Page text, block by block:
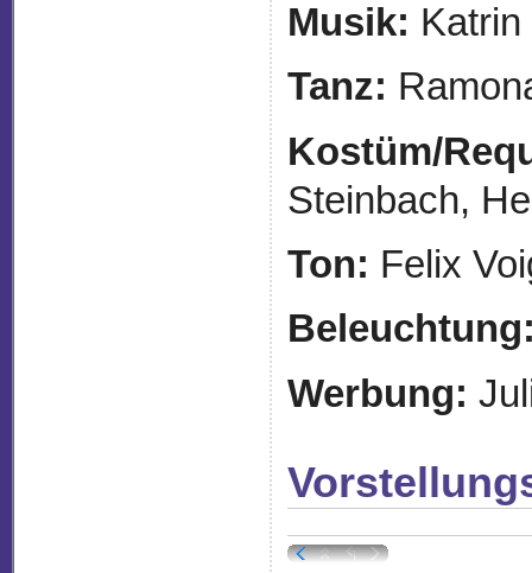
Musik:
Tanz:
Kostüm/
Steinbach,
Ton: Felix
Werbung: